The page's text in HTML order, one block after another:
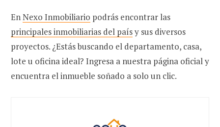
EnNexo Inmobiliario podrás encontrar las
principales inmobiliarias del paísy sus diversos
proyectos. ¿Estás buscando el departamento, casa,
lote u oficina ideal? Ingresa a nuestra página oficial y
encuentra el inmueble soñado a solo un clic.